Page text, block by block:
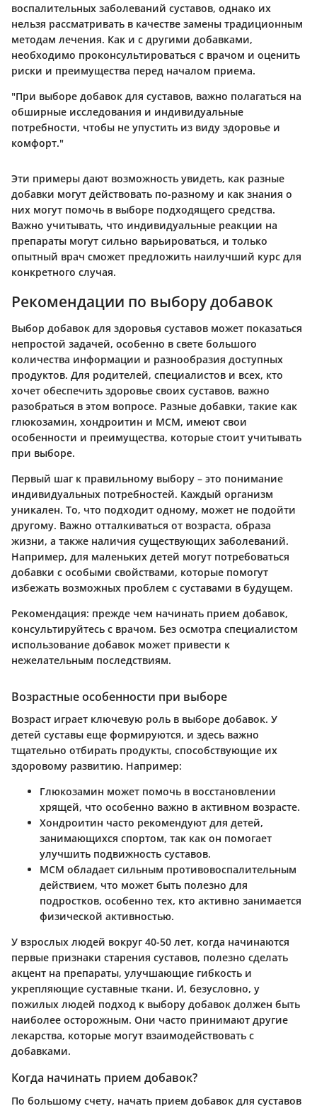
воспалительных заболеваний суставов, однако их
нельзя рассматривать в качестве замены традиционным
методам лечения. Как и с другими добавками,
необходимо проконсультироваться с врачом и оценить
риски и преимущества перед началом приема.
"При выборе добавок для суставов, важно полагаться на
обширные исследования и индивидуальные
потребности, чтобы не упустить из виду здоровье и
комфорт."
Эти примеры дают возможность увидеть, как разные
добавки могут действовать по-разному и как знания о
них могут помочь в выборе подходящего средства.
Важно учитывать, что индивидуальные реакции на
препараты могут сильно варьироваться, и только
опытный врач сможет предложить наилучший курс для
конкретного случая.
Рекомендации по выбору добавок
Выбор добавок для здоровья суставов может показаться
непростой задачей, особенно в свете большого
количества информации и разнообразия доступных
продуктов. Для родителей, специалистов и всех, кто
хочет обеспечить здоровье своих суставов, важно
разобраться в этом вопросе. Разные добавки, такие как
глюкозамин, хондроитин и МСМ, имеют свои
особенности и преимущества, которые стоит учитывать
при выборе.
Первый шаг к правильному выбору – это понимание
индивидуальных потребностей. Каждый организм
уникален. То, что подходит одному, может не подойти
другому. Важно отталкиваться от возраста, образа
жизни, а также наличия существующих заболеваний.
Например, для маленьких детей могут потребоваться
добавки с особыми свойствами, которые помогут
избежать возможных проблем с суставами в будущем.
Рекомендация: прежде чем начинать прием добавок,
консультируйтесь с врачом. Без осмотра специалистом
использование добавок может привести к
нежелательным последствиям.
Возрастные особенности при выборе
Возраст играет ключевую роль в выборе добавок. У
детей суставы еще формируются, и здесь важно
тщательно отбирать продукты, способствующие их
здоровому развитию. Например:
Глюкозамин может помочь в восстановлении
хрящей, что особенно важно в активном возрасте.
Хондроитин часто рекомендуют для детей,
занимающихся спортом, так как он помогает
улучшить подвижность суставов.
МСМ обладает сильным противовоспалительным
действием, что может быть полезно для
подростков, особенно тех, кто активно занимается
физической активностью.
У взрослых людей вокруг 40-50 лет, когда начинаются
первые признаки старения суставов, полезно сделать
акцент на препараты, улучшающие гибкость и
укрепляющие суставные ткани. И, безусловно, у
пожилых людей подход к выбору добавок должен быть
наиболее осторожным. Они часто принимают другие
лекарства, которые могут взаимодействовать с
добавками.
Когда начинать прием добавок?
По большому счету, начать прием добавок для суставов